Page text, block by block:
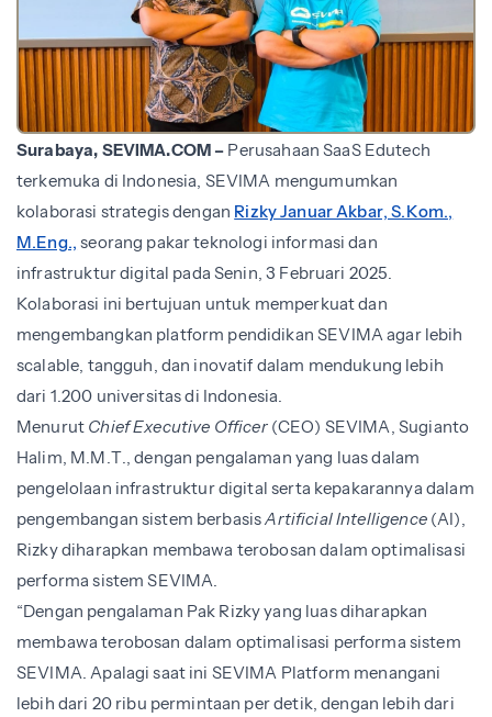
Surabaya, SEVIMA.COM – Perusahaan SaaS Edutech
terkemuka di Indonesia, SEVIMA mengumumkan
kolaborasi strategis dengan Rizky Januar Akbar, S.Kom.,
M.Eng., seorang pakar teknologi informasi dan
infrastruktur digital pada Senin, 3 Februari 2025.
Kolaborasi ini bertujuan untuk memperkuat dan
mengembangkan platform pendidikan SEVIMA agar lebih
scalable, tangguh, dan inovatif dalam mendukung lebih
dari 1.200 universitas di Indonesia.
Menurut Chief Executive Officer(CEO) SEVIMA, Sugianto
Halim, M.M.T., dengan pengalaman yang luas dalam
pengelolaan infrastruktur digital serta kepakarannya dalam
pengembangan sistem berbasisArtificial Intelligence(AI),
Rizky diharapkan membawa terobosan dalam optimalisasi
performa sistem SEVIMA.
“Dengan pengalaman Pak Rizky yang luas diharapkan
membawa terobosan dalam optimalisasi performa sistem
SEVIMA. Apalagi saat ini SEVIMA Platform menangani
lebih dari 20 ribu permintaan per detik, dengan lebih dari